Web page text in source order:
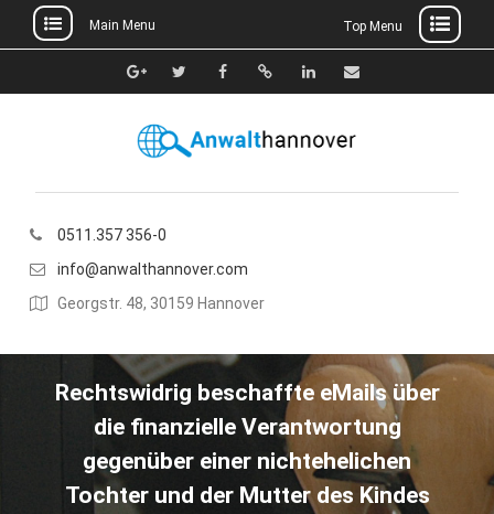
to
Main Menu Top Menu
Google+TwitterFacebook
Xing Linkedin
E-
0511.357 356-0
info@anwalthannover.com
Georgstr. 48, 30159 Hannover
Rechtswidrig beschaffte eMails über
die finanzielle Verantwortung
gegenüber einer nichtehelichen
Tochter und der Mutter des Kindes